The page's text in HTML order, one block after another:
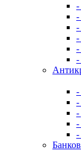
-
-
-
-
-
-
-
-
-
-
-